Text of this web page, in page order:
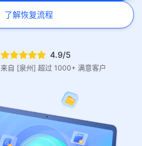
了解恢复流程
4.9/5
来自 [泉州] 超过 1000+ 满意客户